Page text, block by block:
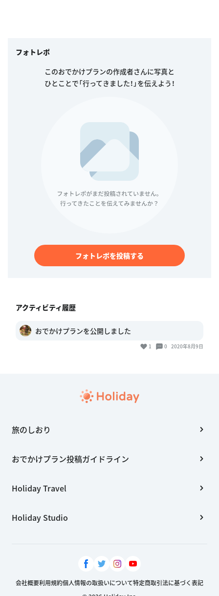
フォトレポ
このおでかけプランの作成者さんに写真と
ひとことで「行ってきました！」を伝えよう！
フォトレポを投稿する
アクティビティ履歴
おでかけプランを公開しました
1 0 2020年8月9日
旅のしおり
おでかけプラン投稿ガイドライン
Holiday Travel
Holiday Studio
会社概要利用規約個人情報の取扱いについて特定商取引法に基づく表記